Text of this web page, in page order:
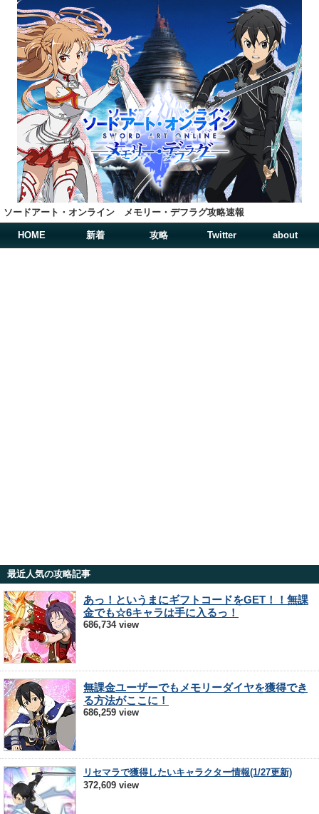
ソードアート・オンライン メモリー・デフラグ攻略速報
HOME 新着 攻略 Twitter about
最近人気の攻略記事
あっ！というまにギフトコードをGET！！無課
金でも☆6キャラは手に入るっ！
686,734 view
無課金ユーザーでもメモリーダイヤを獲得でき
る方法がここに！
686,259 view
リセマラで獲得したいキャラクター情報(1/27更新)
372,609 view